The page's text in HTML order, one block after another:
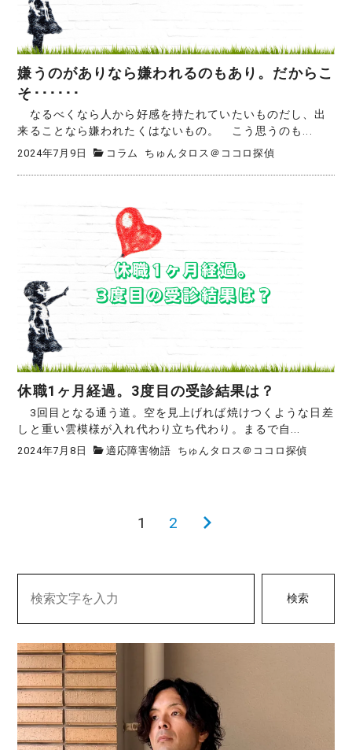
嫌うのがありなら嫌われるのもあり。だからこ
そ･･････
なるべくなら人から好感を持たれていたいものだし、出
来ることなら嫌われたくはないもの。 こう思うのも...
2024年7月9日 コラム ちゅんタロス＠ココロ探偵
休職1ヶ月経過。3度目の受診結果は？
3回目となる通う道。空を見上げれば焼けつくような日差
しと重い雲模様が入れ代わり立ち代わり。まるで自...
2024年7月8日 適応障害物語 ちゅんタロス＠ココロ探偵
稿
の
ペ
ー
ジ
1 2
次
ペ
ジ
検索